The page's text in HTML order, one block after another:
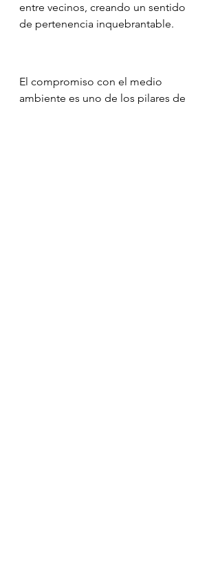
entre vecinos, creando un sentido
de pertenencia inquebrantable.
El compromiso con el medio
ambiente es uno de los pilares de